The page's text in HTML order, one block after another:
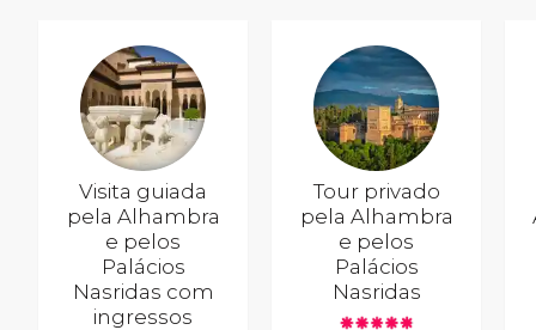
Visita guiada
pela Alhambra
e pelos
Palácios
Nasridas com
ingressos
Tour privado
pela Alhambra
e pelos
Palácios
Nasridas